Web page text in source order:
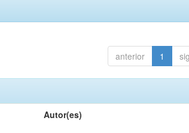
anterior 1
Autor(es)